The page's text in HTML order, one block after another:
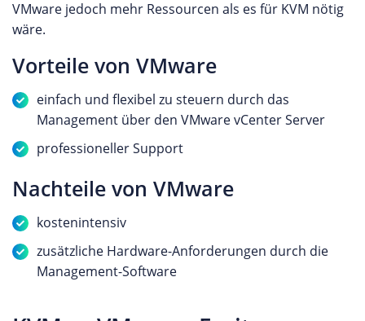
VMware jedoch mehr Ressourcen als es für KVM nötig
wäre.
Vorteile von VMware
einfach und flexibel zu steuern durch das
Management über den VMware vCenter Server
professioneller Support
Nachteile von VMware
kostenintensiv
zusätzliche Hardware-Anforderungen durch die
Management-Software